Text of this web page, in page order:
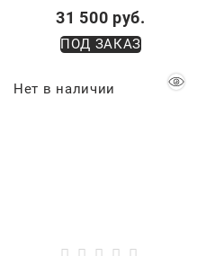
31 500 руб.
ПОД ЗАКАЗ
Нет в наличии